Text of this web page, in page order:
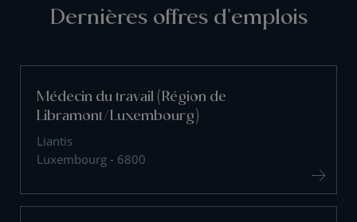
Dernières offres d'emplois
Médecin du travail (Région de
Libramont/Luxembourg)
Liantis
Luxembourg - 6800